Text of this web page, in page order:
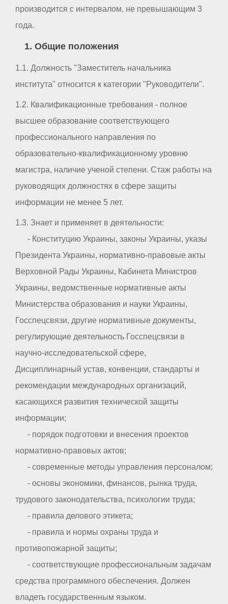
производится с интервалом, не превышающим 3
года.
1. Общие положения
1.1. Должность "Заместитель начальника
института" относится к категории "Руководители".
1.2. Квалификационные требования - полное
высшее образование соответствующего
профессионального направления по
образовательно-квалификационному уровню
магистра, наличие ученой степени. Стаж работы на
руководящих должностях в сфере защиты
информации не менее 5 лет.
1.3. Знает и применяет в деятельности:
- Конституцию Украины, законы Украины, указы
Президента Украины, нормативно-правовые акты
Верховной Рады Украины, Кабинета Министров
Украины, ведомственные нормативные акты
Министерства образования и науки Украины,
Госспецсвязи, другие нормативные документы,
регулирующие деятельность Госспецсвязи в
научно-исследовательской сфере,
Дисциплинарный устав, конвенции, стандарты и
рекомендации международных организаций,
касающихся развития технической защиты
информации;
- порядок подготовки и внесения проектов
нормативно-правовых актов;
- современные методы управления персоналом;
- основы экономики, финансов, рынка труда,
трудового законодательства, психологии труда;
- правила делового этикета;
- правила и нормы охраны труда и
противопожарной защиты;
- соответствующие профессиональным задачам
средства программного обеспечения. Должен
владеть государственным языком.